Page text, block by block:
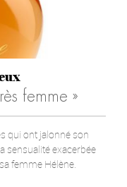
femme »
qui ont jalonné son
sensualité exacerbée
femme Hélène.